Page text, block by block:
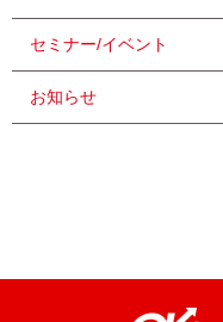
セミナー/イベント
お知らせ